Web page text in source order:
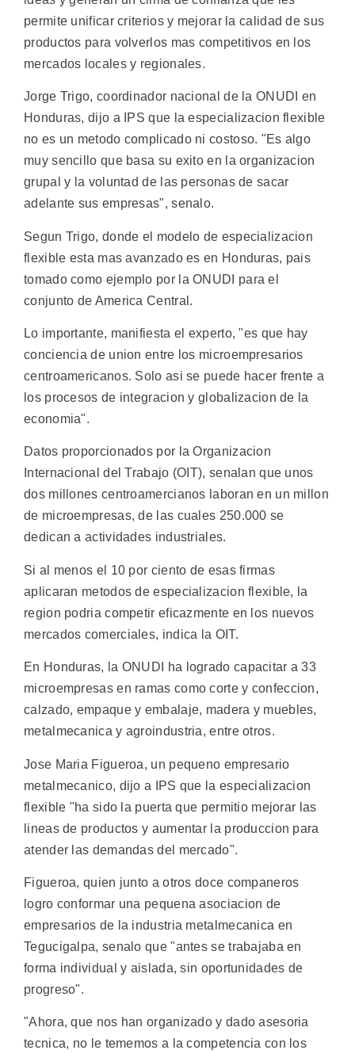
permite unificar criterios y mejorar la calidad de sus
productos para volverlos mas competitivos en los
mercados locales y regionales.
Jorge Trigo, coordinador nacional de la ONUDI en
Honduras, dijo a IPS que la especializacion flexible
no es un metodo complicado ni costoso. "Es algo
muy sencillo que basa su exito en la organizacion
grupal y la voluntad de las personas de sacar
adelante sus empresas", senalo.
Segun Trigo, donde el modelo de especializacion
flexible esta mas avanzado es en Honduras, pais
tomado como ejemplo por la ONUDI para el
conjunto de America Central.
Lo importante, manifiesta el experto, "es que hay
conciencia de union entre los microempresarios
centroamericanos. Solo asi se puede hacer frente a
los procesos de integracion y globalizacion de la
economia".
Datos proporcionados por la Organizacion
Internacional del Trabajo (OIT), senalan que unos
dos millones centroamercianos laboran en un millon
de microempresas, de las cuales 250.000 se
dedican a actividades industriales.
Si al menos el 10 por ciento de esas firmas
aplicaran metodos de especializacion flexible, la
region podria competir eficazmente en los nuevos
mercados comerciales, indica la OIT.
En Honduras, la ONUDI ha logrado capacitar a 33
microempresas en ramas como corte y confeccion,
calzado, empaque y embalaje, madera y muebles,
metalmecanica y agroindustria, entre otros.
Jose Maria Figueroa, un pequeno empresario
metalmecanico, dijo a IPS que la especializacion
flexible "ha sido la puerta que permitio mejorar las
lineas de productos y aumentar la produccion para
atender las demandas del mercado".
Figueroa, quien junto a otros doce companeros
logro conformar una pequena asociacion de
empresarios de la industria metalmecanica en
Tegucigalpa, senalo que "antes se trabajaba en
forma individual y aislada, sin oportunidades de
progreso".
"Ahora, que nos han organizado y dado asesoria
tecnica, no le tememos a la competencia con los